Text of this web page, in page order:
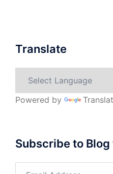
Translate
Powered by
Subscribe to Blog